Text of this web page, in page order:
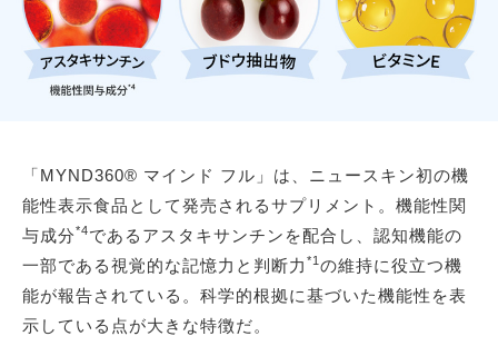
「MYND360® マインド フル」は、ニュースキン初の機
能性表示食品として発売されるサプリメント。機能性関
与成分*4であるアスタキサンチンを配合し、認知機能の
一部である視覚的な記憶力と判断力 *1 の維持に役立つ機
能が報告されている。科学的根拠に基づいた機能性を表
示している点が大きな特徴だ。